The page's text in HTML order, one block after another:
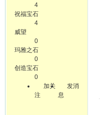
4
祝福宝石
4
威望
0
玛雅之石
0
创造宝石
0
加关
注
发消
息